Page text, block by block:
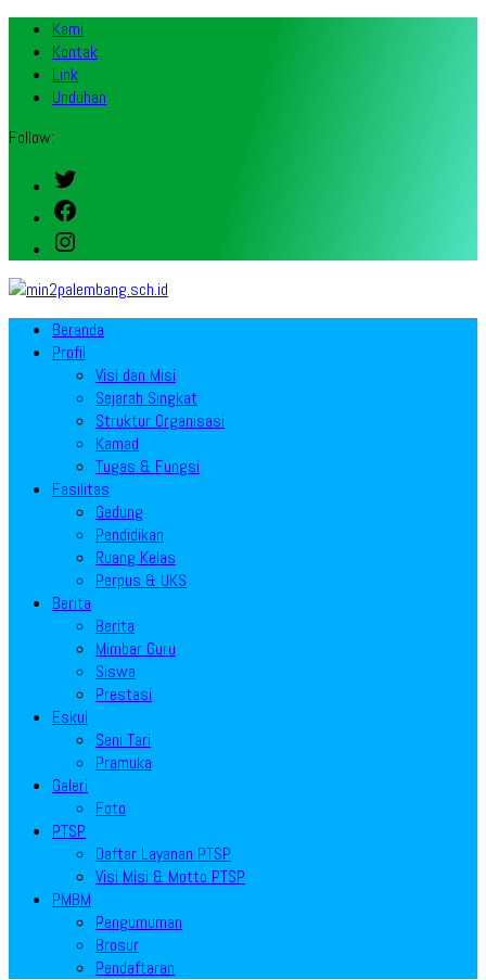
Kami
Kontak
Link
Unduhan
Follow:
Twitter
Facebook
Instagram
Beranda
Profil
Visi dan Misi
Sejarah Singkat
Struktur Organisasi
Kamad
Tugas & Fungsi
Fasilitas
Gedung
Pendidikan
Ruang Kelas
Perpus & UKS
Berita
Berita
Mimbar Guru
Siswa
Prestasi
Eskul
Seni Tari
Pramuka
Galeri
Foto
PTSP
Daftar Layanan PTSP
Visi Misi & Motto PTSP
PMBM
Pengumuman
Brosur
Pendaftaran